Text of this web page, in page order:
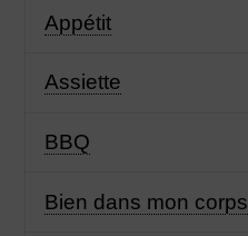
Appétit
Assiette
BBQ
Bien dans mon corps